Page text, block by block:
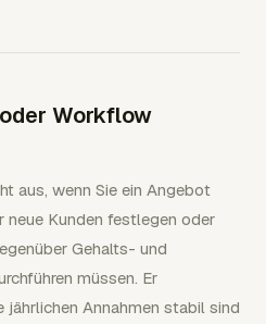
Workflow
aus, wenn Sie ein Angebot
neue Kunden festlegen oder
Gehalts- und
müssen. Er
jährlichen Annahmen stabil sind